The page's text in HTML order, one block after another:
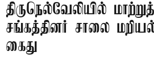
திருநெல்வேலியில்
சங்கத்தினர் சாலை
கைது